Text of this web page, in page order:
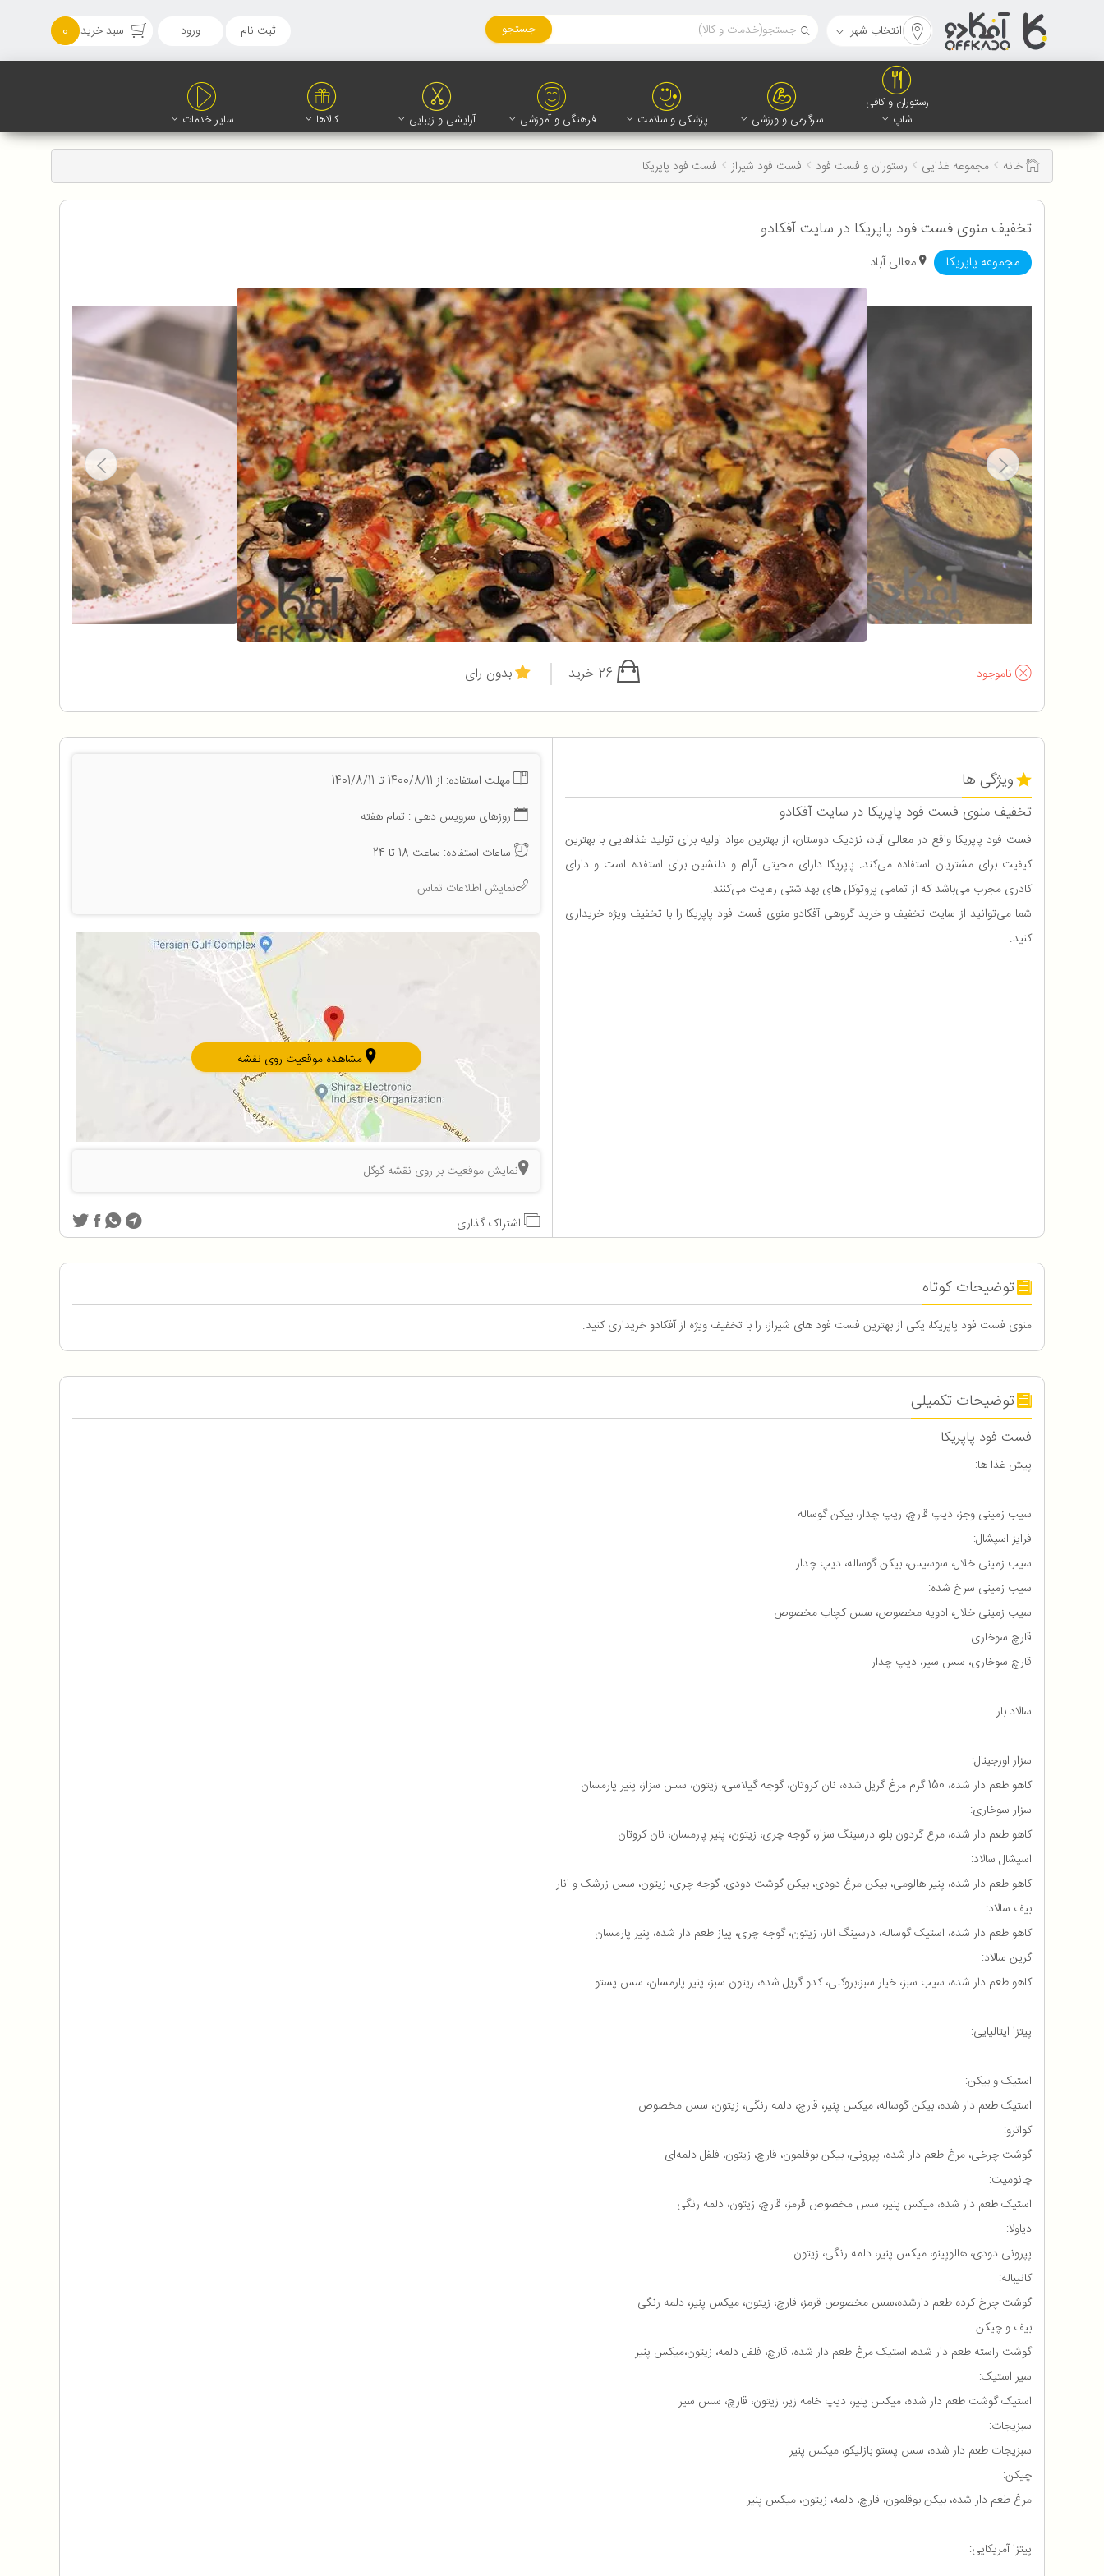
انتخاب شهر جستجو ثبت نام ورود سبد خرید 0
رستوران و کافی
شاپ
سرگرمی و ورزشی پزشکی و سلامت فرهنگی و آموزشی آرایشی و زیبایی کالاها سایر خدمات
خانه مجموعه غذایی رستوران و فست فود فست فود شیراز فست فود پاپریکا
تخفیف منوی فست فود پاپریکا در سایت آفکادو
مجموعه پاپریکا معالی آباد
ناموجود بدون رای
ویژگی ها
تخفیف منوی فست فود پاپریکا در سایت آفکادو
فست فود پاپریکا واقع در معالی آباد، نزدیک دوستان، از بهترین مواد اولیه برای تولید غذاهایی با بهترین
کیفیت برای مشتریان استفاده می‌کند. پاپریکا دارای محیتی آرام و دلنشین برای استفده است و دارای
کادری مجرب می‌باشد که از تمامی پروتوکل های بهداشتی رعایت می‌کنند.
شما می‌توانید از سایت تخفیف و خرید گروهی آفکادو منوی فست فود پاپریکا را با تخفیف ویژه خریداری
کنید.
مهلت استفاده: از 1400/8/11 تا 1401/8/11
روزهای سرویس دهی : تمام هفته
ساعات استفاده: ساعت 18 تا 24
نمایش اطلاعات تماس
مشاهده موقعیت روی نقشه
نمایش موقعیت بر روی نقشه گوگل
اشتراک گذاری
توضیحات کوتاه
منوی فست فود پاپریکا، یکی از بهترین فست فود های شیراز، را با تخفیف ویژه از آفکادو خریداری کنید.
توضیحات تکمیلی
فست فود پاپریکا
پیش غذا ها:
سیب زمینی وجز، دیپ قارچ، ریپ چدار، بیکن گوساله
فرایز اسپشال:
سیب زمینی خلال، سوسیس، بیکن گوساله، دیپ چدار
سیب زمینی سرخ شده:
سیب زمینی خلال، ادویه مخصوص، سس کچاب مخصوص
قارچ سوخاری:
قارچ سوخاری، سس سیر، دیپ چدار
سالاد بار:
سزار اورجینال:
کاهو طعم دار شده، 150 گرم مرغ گریل شده، نان کروتان، گوجه گیلاسی، زیتون، سس سزاز، پنیر پارمسان
سزار سوخاری:
کاهو طعم دار شده، مرغ گردون بلو، درسینگ سزار، گوجه چری، زیتون، پنیر پارمسان، نان کروتان
اسپشال سالاد:
کاهو طعم دار شده، پنیر هالومی، بیکن مرغ دودی، بیکن گوشت دودی، گوجه چری، زیتون، سس زرشک و انار
بیف سالاد:
کاهو طعم دار شده، استیک گوساله، درسینگ انار، زیتون، گوجه چری، پیاز طعم دار شده، پنیر پارمسان
گرین سالاد:
کاهو طعم دار شده، سیب سبز، خیار سبز،بروکلی، کدو گریل شده، زیتون سبز، پنیر پارمسان، سس پستو
پیتزا ایتالیایی:
استیک و بیکن:
استیک طعم دار شده، بیکن گوساله، میکس پنیر، قارچ، دلمه رنگی، زیتون، سس مخصوص
کواترو:
گوشت چرخی، مرغ طعم دار شده، پپرونی، بیکن بوقلمون، قارچ، زیتون، فلفل دلمه‌ای
چانومیت:
استیک طعم دار شده، میکس پنیر، سس مخصوص قرمز، قارچ، زیتون، دلمه رنگی
دیاولا:
پپرونی دودی، هالوپینو، میکس پنیر، دلمه رنگی، زیتون
کانیباله:
گوشت چرخ کرده طعم دارشده،سس مخصوص قرمز، قارچ، زیتون، میکس پنیر، دلمه رنگی
بیف و چیکن:
گوشت راسته طعم دار شده، استیک مرغ طعم دار شده، قارچ، فلفل دلمه، زیتون،میکس پنیر
سیر استیک:
استیک گوشت طعم دار شده، میکس پنیر، دیپ خامه زیر، زیتون، قارچ، سس سیر
سبزیجات:
سبزیجات طعم دار شده، سس پستو بازلیکو، میکس پنیر
چیکن:
مرغ طعم دار شده، بیکن بوقلمون، قارچ، دلمه، زیتون، میکس پنیر
پیتزا آمریکایی: